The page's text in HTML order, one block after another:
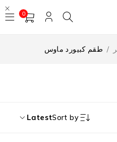
0
طقم كبيورد ماوس
Sort by
Latest